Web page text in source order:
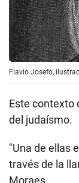
Flavio Josefo,
Este contexto
del judaísmo.
"Una de ellas
través de la
Moraes.